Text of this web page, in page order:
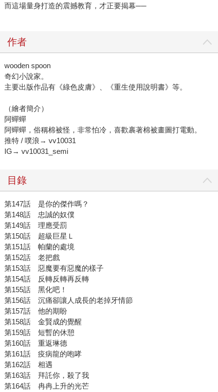
而這場量身打造的震撼教育，才正要揭幕──
作者
wooden spoon
奇幻小說家。
主要出版作品有《綠色皮膚》、《重生使用說明書》等。
（繪者簡介）
阿蟬蟬
阿蟬蟬，俗稱棉被怪，非常怕冷，喜歡裹著棉被畫圖打電動。
推特 / 噗浪→ vv10031
IG→ vv10031_semi
目錄
第147話 是你的傑作嗎？
第148話 忠誠的奴僕
第149話 理應受罰
第150話 超級巨星Ｌ
第151話 帕蘭的處境
第152話 老把戲
第153話 惡魔要有惡魔的樣子
第154話 反轉反轉再反轉
第155話 黑化吧！
第156話 沉痛卻讓人成長的老掉牙情節
第157話 他的期盼
第158話 金賢成的覺醒
第159話 短暫的休憩
第160話 重返琳德
第161話 疫病龍的咆哮
第162話 相遇
第163話 拜託你，殺了我
第164話 冉冉上升的光芒